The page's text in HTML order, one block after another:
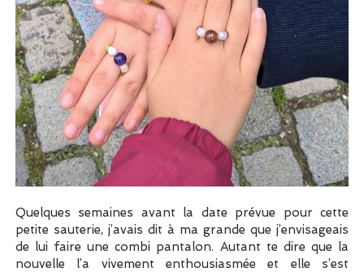
Quelques semaines avant la date prévue pour cette
petite sauterie, j’avais dit à ma grande que j’envisageais
de lui faire une combi pantalon. Autant te dire que la
nouvelle l’a vivement enthousiasmée et elle s’est